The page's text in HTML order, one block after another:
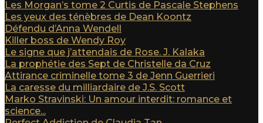
Les Morgan’s tome 2 Curtis de Pascale Stephens
Les yeux des ténèbres de Dean Koontz
Défendu d’Anna Wendell
Killer boss de Wendy Roy
Le signe que j’attendais de Rose. J. Kalaka
La prophétie des Sept de Christelle da Cruz
Attirance criminelle tome 3 de Jenn Guerrieri
La caresse du milliardaire de J.S. Scott
Marko Stravinski: Un amour interdit: romance et
science...